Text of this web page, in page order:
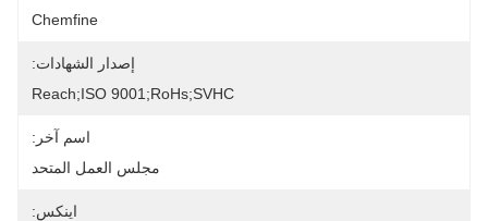
Chemfine
إصدار الشهادات:
Reach;ISO 9001;RoHs;SVHC
اسم آخر:
مجلس العمل المتحد
اينكس: